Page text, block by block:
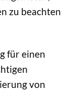
zu beachten
für einen
von